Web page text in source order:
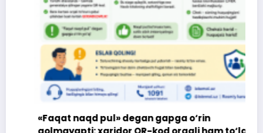
«Faqat naqd pul» degan gapga o‘rin